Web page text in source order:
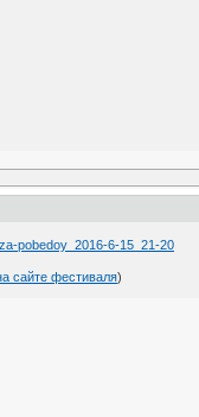
pobedoy_2016-6-15_21-20
сайте фестиваля)